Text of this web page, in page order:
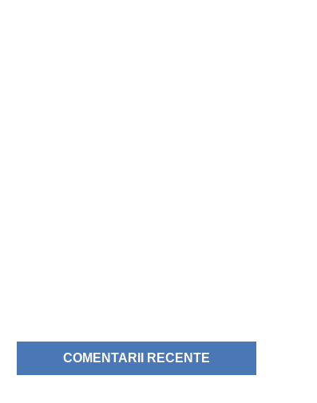
COMENTARII RECENTE